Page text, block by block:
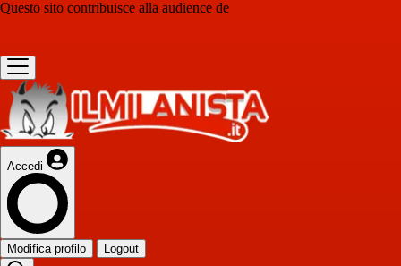
Questo sito contribuisce alla audience de
Accedi
Modifica profilo Logout